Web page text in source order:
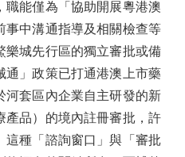
職能僅為「協助開展粵港澳
事中溝通指導及相關檢查等
樂城先行區的獨立審批或備
通」政策已打通港澳上市藥
河套區內企業自主研發的新
產品）的境內註冊審批，許
這種「諮詢窗口」與「審批